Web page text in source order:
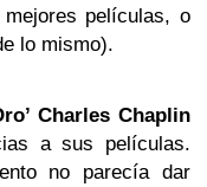
películas, o
lo mismo).
Charles Chaplin
a sus películas.
no parecía dar